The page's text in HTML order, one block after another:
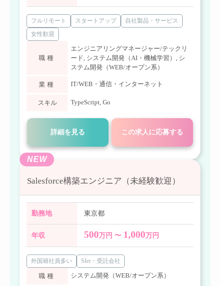
フルリモート スタートアップ
自社製品・サービス
女性歓迎
職種
エンジニアリングマネージャー/テックリ
ード, システム開発（AI・機械学習） , シ
ステム開発（WEB/オープン系）
業種 IT/WEB・通信・インターネット
スキル TypeScript, Go
詳細を見る この求人に応募する
NEW
Salesforce構築エンジニア（未経験歓迎）
勤務地 東京都
年収 500万円 〜 1,000万円
外国籍社員多い SIer・受託会社
職種 システム開発（WEB/オープン系）